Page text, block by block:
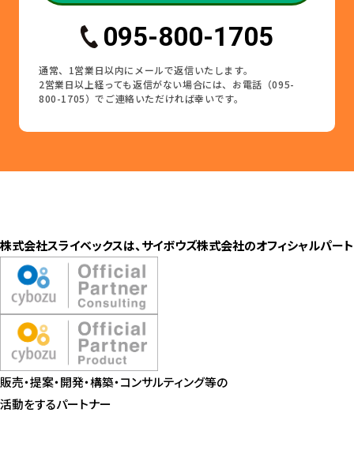
095-800-1705
通常、1営業日以内にメールで返信いたします。
2営業日以上経っても返信がない場合には、お電話（095-
800-1705）でご連絡いただければ幸いです。
株式会社スライベックスは、サイボウズ株式会社のオフィシャルパート
販売・提案・開発・構築・コンサルティング等の
活動をするパートナー